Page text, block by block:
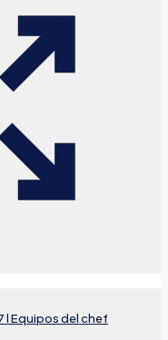
l Equipos del chef